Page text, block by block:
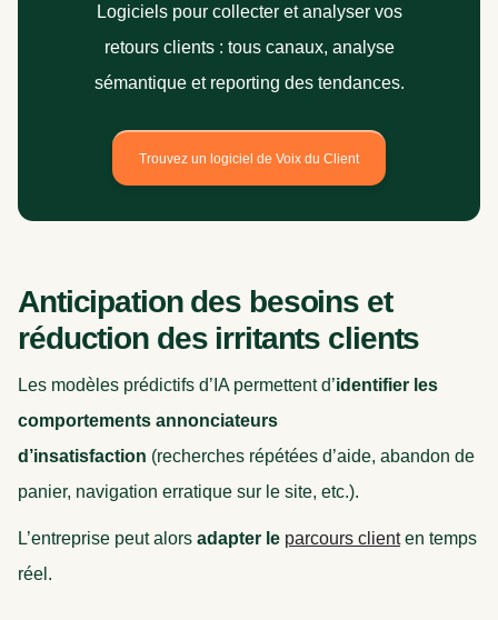
Logiciels pour collecter et analyser vos
retours clients : tous canaux, analyse
sémantique et reporting des tendances.
Trouvez un logiciel de Voix du Client
Anticipation des besoins et
réduction des irritants clients
Les modèles prédictifs d’IA permettent d’identifier les
comportements annonciateurs
d’insatisfaction (recherches répétées d’aide, abandon de
panier, navigation erratique sur le site, etc.).
L’entreprise peut alors adapter le parcours clienten temps
réel.